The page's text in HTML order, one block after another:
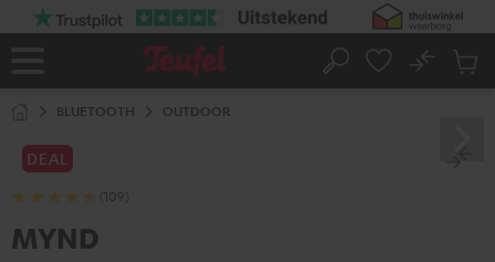
Home
Zoeken
No
BLUETOOTH OUTDOOR
DEAL
(109)
MYND